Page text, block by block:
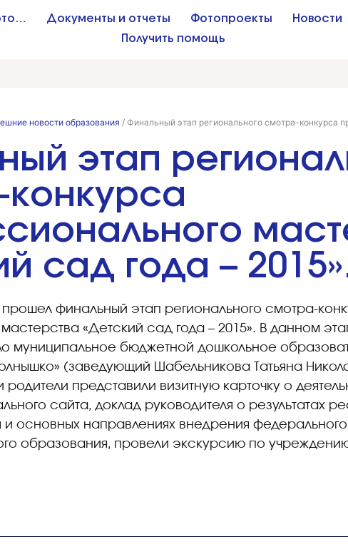
Документы и отчеты Фотопроекты Новости
Получить помощь
новости образования / Финальный этап регионального смотра-конкурса
этап
сад года –
прошел финальный этап регионального смотра-
«Детский сад года – 2015». В данном
муниципальное бюджетной дошкольное
(заведующий Шабельникова Татьяна
родители представили визитную карточку о
сайта, доклад руководителя о результатах
и основных направлениях внедрения федерального
образования, провели экскурсию по